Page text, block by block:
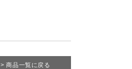
> 商品一覧に戻る